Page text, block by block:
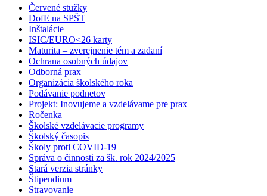
Červené stužky
DofE na SPŠT
Inštalácie
ISIC/EURO<26 karty
Maturita – zverejnenie tém a zadaní
Ochrana osobných údajov
Odborná prax
Organizácia školského roka
Podávanie podnetov
Projekt: Inovujeme a vzdelávame pre prax
Ročenka
Školské vzdelávacie programy
Školský časopis
Školy proti COVID-19
Správa o činnosti za šk. rok 2024/2025
Stará verzia stránky
Štipendium
Stravovanie